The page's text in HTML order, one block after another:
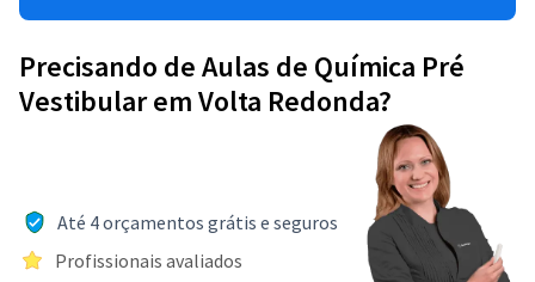
Precisando de Aulas de Química Pré
Vestibular em Volta Redonda?
Até 4 orçamentos grátis e seguros
Profissionais avaliados